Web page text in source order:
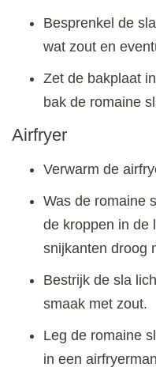
Besprenkel de
wat zout en
Zet de bakplaat
bak de romaine
Airfryer
Verwarm de
Was de romaine
de kroppen in de
snijkanten droog
Bestrijk de sla
smaak met zout.
Leg de romaine
in een